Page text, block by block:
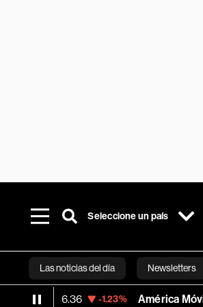
Seleccione un país
Las noticias del día Newsletters
-1.23% América Móvil 3.86